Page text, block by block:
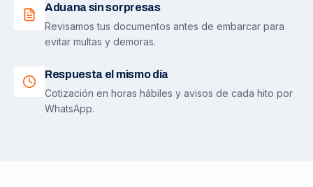
Aduana sin sorpresas
Revisamos tus documentos antes de embarcar para
evitar multas y demoras.
Respuesta el mismo día
Cotización en horas hábiles y avisos de cada hito por
WhatsApp.